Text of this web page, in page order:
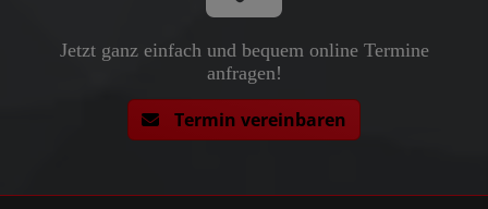
Jetzt ganz einfach und bequem online Termine
anfragen!
Termin vereinbaren